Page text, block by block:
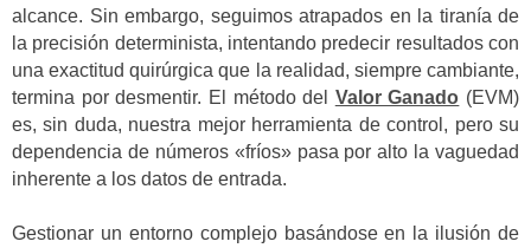
alcance. Sin embargo, seguimos atrapados en la tiranía de
la precisión determinista, intentando predecir resultados con
una exactitud quirúrgica que la realidad, siempre cambiante,
termina por desmentir. El método del Valor Ganado (EVM)
es, sin duda, nuestra mejor herramienta de control, pero su
dependencia de números «fríos» pasa por alto la vaguedad
inherente a los datos de entrada.
Gestionar un entorno complejo basándose en la ilusión de